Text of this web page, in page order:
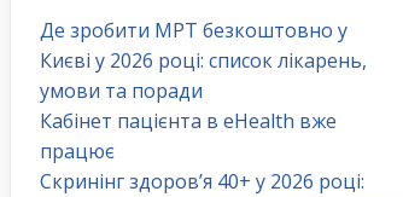
Де зробити МРТ безкоштовно у
Києві у 2026 році: список лікарень,
умови та поради
Кабінет пацієнта в eHealth вже
працює
Скринінг здоров’я 40+ у 2026 році: